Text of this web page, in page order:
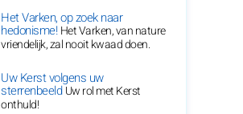
Het Varken, op zoek naar
hedonisme!Het Varken, van nature
vriendelijk, zal nooit kwaad doen.
Uw Kerst volgens uw
sterrenbeeldUw rol met Kerst
onthuld!